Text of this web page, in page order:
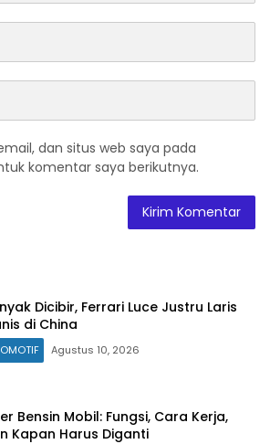
dan situs web saya pada
komentar saya berikutnya.
Dicibir, Ferrari Luce Justru Laris
di China
Agustus 10, 2026
Bensin Mobil: Fungsi, Cara Kerja,
Kapan Harus Diganti